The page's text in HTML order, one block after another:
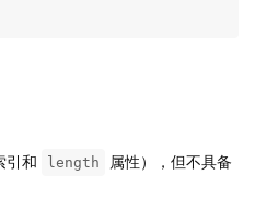
引和
length
属性），但不具备